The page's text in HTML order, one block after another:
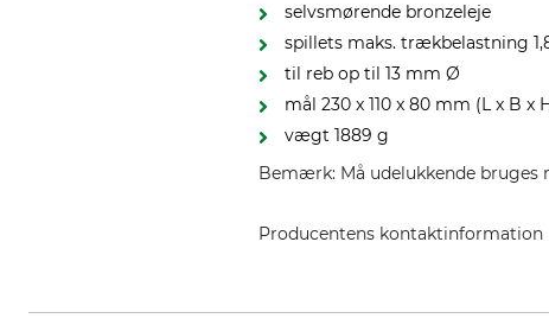
selvsmørende bronzeleje
spillets maks. trækbelastning
til reb op til 13 mm Ø
mål 230 x 110 x 80 mm (L x B x
vægt 1889 g
Bemærk: Må udelukkende
Producentens kontaktinformation